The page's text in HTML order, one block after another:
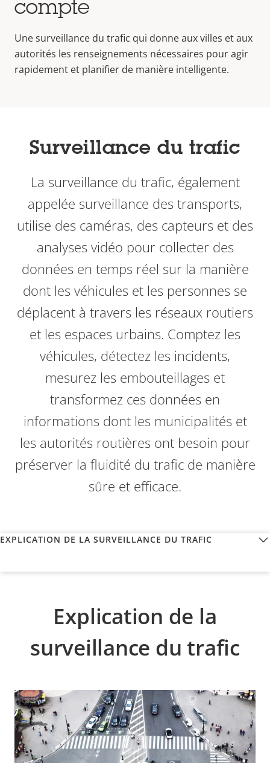
compte
Une surveillance du trafic qui donne aux villes et aux
autorités les renseignements nécessaires pour agir
rapidement et planifier de manière intelligente.
Surveillance du trafic
La surveillance du trafic, également
appelée surveillance des transports,
utilise des caméras, des capteurs et des
analyses vidéo pour collecter des
données en temps réel sur la manière
dont les véhicules et les personnes se
déplacent à travers les réseaux routiers
et les espaces urbains. Comptez les
véhicules, détectez les incidents,
mesurez les embouteillages et
transformez ces données en
informations dont les municipalités et
les autorités routières ont besoin pour
préserver la fluidité du trafic de manière
sûre et efficace.
EXPLICATION DE LA SURVEILLANCE DU TRAFIC
Explication de la
surveillance du trafic